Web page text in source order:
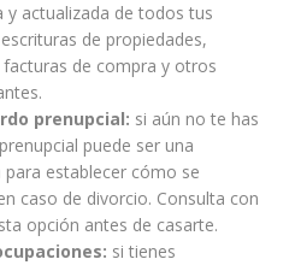
y actualizada de todos tus
de propiedades,
de compra y otros
prenupcial: si aún no te has
puede ser una
establecer cómo se
caso de divorcio. Consulta con
opción antes de casarte.
si tienes